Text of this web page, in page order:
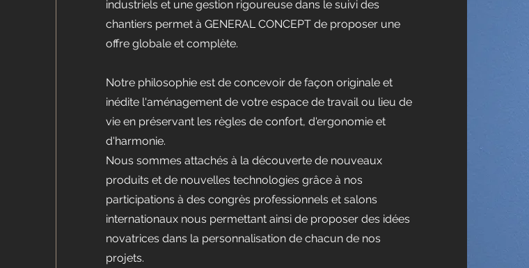
industriels et une gestion rigoureuse dans le suivi des
chantiers permet à GENERAL CONCEPT de proposer une
offre globale et complète.
Notre philosophie est de concevoir de façon originale et
inédite l'aménagement de votre espace de travail ou lieu de
vie en préservant les règles de confort, d'ergonomie et
d'harmonie.
Nous sommes attachés à la découverte de nouveaux
produits et de nouvelles technologies grâce à nos
participations à des congrès professionnels et salons
internationaux nous permettant ainsi de proposer des idées
novatrices dans la personnalisation de chacun de nos
projets.